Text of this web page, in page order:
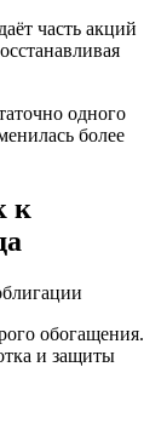
часть акций
одного
более
к
обогащения.
и защиты